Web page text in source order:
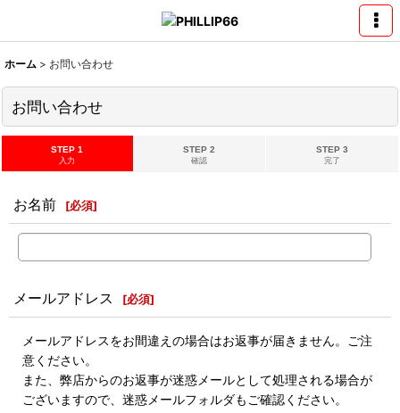
ホーム > お問い合わせ
お問い合わせ
STEP 1
入力
STEP 2
確認
STEP 3
完了
お名前 [必須]
メールアドレス [必須]
メールアドレスをお間違えの場合はお返事が届きません。ご注
意ください。
また、弊店からのお返事が迷惑メールとして処理される場合が
ございますので、迷惑メールフォルダもご確認ください。